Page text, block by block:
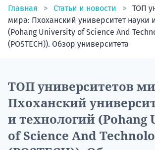
Главная Статьи и новости
ТОП
мира: Пхоханский университет науки
(Pohang University of Science And
(POSTECH)). Обзор университета
ТОП университетов
Пхоханский
и технологий (Pohang
of Science And